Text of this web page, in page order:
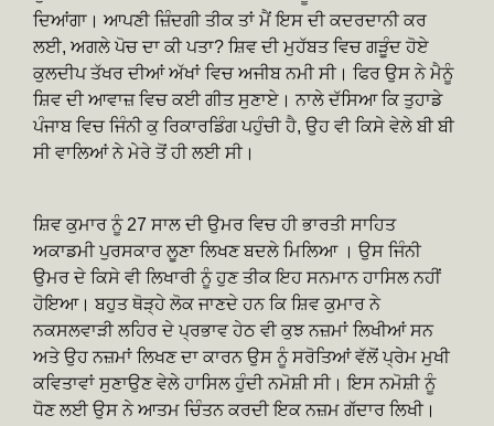
ਦਿਆਂਗਾ। ਆਪਣੀ ਜ਼ਿੰਦਗੀ ਤੀਕ ਤਾਂ ਮੈਂ ਇਸ ਦੀ ਕਦਰਦਾਨੀ ਕਰ
ਲਈ, ਅਗਲੇ ਪੋਚ ਦਾ ਕੀ ਪਤਾ? ਸ਼ਿਵ ਦੀ ਮੁਹੱਬਤ ਵਿਚ ਗੜੂੰਦ ਹੋਏ
ਕੁਲਦੀਪ ਤੱਖਰ ਦੀਆਂ ਅੱਖਾਂ ਵਿਚ ਅਜੀਬ ਨਮੀ ਸੀ। ਫਿਰ ਉਸ ਨੇ ਮੈਨੂੰ
ਸ਼ਿਵ ਦੀ ਆਵਾਜ਼ ਵਿਚ ਕਈ ਗੀਤ ਸੁਣਾਏ। ਨਾਲੇ ਦੱਸਿਆ ਕਿ ਤੁਹਾਡੇ
ਪੰਜਾਬ ਵਿਚ ਜਿੰਨੀ ਕੁ ਰਿਕਾਰਡਿੰਗ ਪਹੁੰਚੀ ਹੈ, ਉਹ ਵੀ ਕਿਸੇ ਵੇਲੇ ਬੀ ਬੀ
ਸੀ ਵਾਲਿਆਂ ਨੇ ਮੇਰੇ ਤੋਂ ਹੀ ਲਈ ਸੀ।
ਸ਼ਿਵ ਕੁਮਾਰ ਨੂੰ 27 ਸਾਲ ਦੀ ਉਮਰ ਵਿਚ ਹੀ ਭਾਰਤੀ ਸਾਹਿਤ
ਅਕਾਡਮੀ ਪੁਰਸਕਾਰ ਲੂਣਾ ਲਿਖਣ ਬਦਲੇ ਮਿਲਿਆ । ਉਸ ਜਿੰਨੀ
ਉਮਰ ਦੇ ਕਿਸੇ ਵੀ ਲਿਖਾਰੀ ਨੂੰ ਹੁਣ ਤੀਕ ਇਹ ਸਨਮਾਨ ਹਾਸਿਲ ਨਹੀਂ
ਹੋਇਆ। ਬਹੁਤ ਥੋੜ੍ਹੇ ਲੋਕ ਜਾਣਦੇ ਹਨ ਕਿ ਸ਼ਿਵ ਕੁਮਾਰ ਨੇ
ਨਕਸਲਵਾੜੀ ਲਹਿਰ ਦੇ ਪ੍ਰਭਾਵ ਹੇਠ ਵੀ ਕੁਝ ਨਜ਼ਮਾਂ ਲਿਖੀਆਂ ਸਨ
ਅਤੇ ਉਹ ਨਜ਼ਮਾਂ ਲਿਖਣ ਦਾ ਕਾਰਨ ਉਸ ਨੂੰ ਸਰੋਤਿਆਂ ਵੱਲੋਂ ਪ੍ਰੇਮ ਮੁਖੀ
ਕਵਿਤਾਵਾਂ ਸੁਣਾਉਣ ਵੇਲੇ ਹਾਸਿਲ ਹੁੰਦੀ ਨਮੋਸ਼ੀ ਸੀ। ਇਸ ਨਮੋਸ਼ੀ ਨੂੰ
ਧੋਣ ਲਈ ਉਸ ਨੇ ਆਤਮ ਚਿੰਤਨ ਕਰਦੀ ਇਕ ਨਜ਼ਮ ਗੱਦਾਰ ਲਿਖੀ।